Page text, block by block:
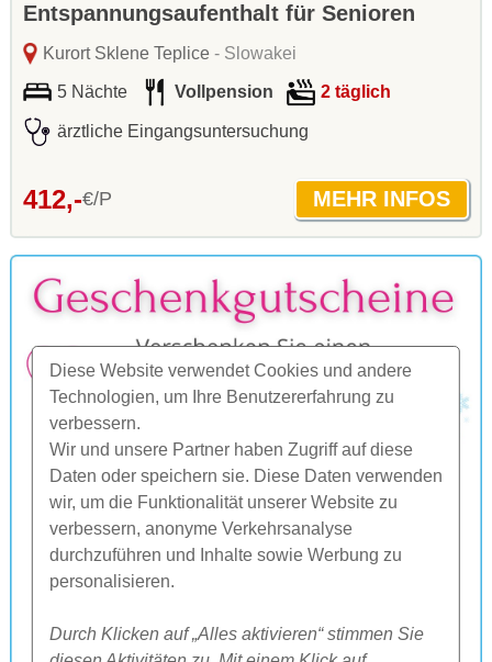
Diese Website verwendet Cookies und andere
Technologien, um Ihre Benutzererfahrung zu
verbessern.
Wir und unsere Partner haben Zugriff auf diese
Daten oder speichern sie. Diese Daten verwenden
wir, um die Funktionalität unserer Website zu
verbessern, anonyme Verkehrsanalyse
durchzuführen und Inhalte sowie Werbung zu
personalisieren.
Durch Klicken auf „Alles aktivieren“ stimmen Sie
Entspannungsaufenthalt für Senioren
Kurort Sklene Teplice- Slowakei
5 Nächte Vollpension 2 täglich
ärztliche Eingangsuntersuchung
412,-€/P